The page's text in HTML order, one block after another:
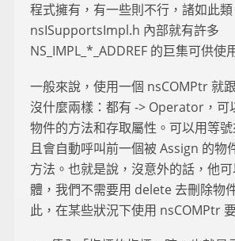
程式擁有，有一些則不行，諸如此類
nsISupportsImpl.h 內部就有許多
NS_IMPL_*_ADDREF 的巨集可供使
一般來說，使用一個 nsCOMPtr 就
沒什麼兩樣：都有 -> Operator，可
物件的方法和存取屬性。可以用等
且會自動呼叫前一個被 Assign 的物
方法。也就是說，沒意外的話，他
體，我們不需要用 delete 去刪除物
此，在某些狀況下使用 nsCOMPtr